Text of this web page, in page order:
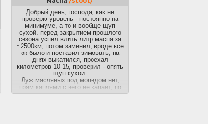
Добрый день, господа, как не
проверю уровень - постоянно на
минимуме, а то и вообще щуп
сухой, перед закрытием прошлого
сезона успел влить литр маспа за
~2500км, потом заменил, вроде все
ок было и поставил зимовать, на
днях выкатился, проехал
километров 10-15, проверил - опять
щуп сухой.
Луж масляных под мопедом нет,
прям каплями с него не капает, по
лету и осени смотрел, местами